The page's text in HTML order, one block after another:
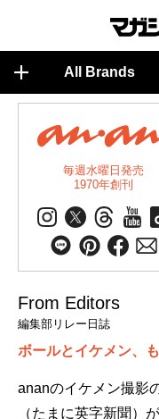
All Brands
毎週水曜日発売
1970年創刊
From Editors
編集部リレー日誌
ボールとイケメン、
ananのイケメン撮影
（たまに英字新聞）